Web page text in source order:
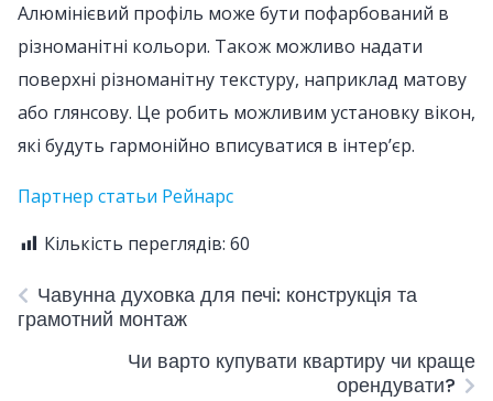
Алюмінієвий профіль може бути пофарбований в
різноманітні кольори. Також можливо надати
поверхні різноманітну текстуру, наприклад матову
або глянсову. Це робить можливим установку вікон,
які будуть гармонійно вписуватися в інтер’єр.
Партнер статьи Рейнарс
Кількість переглядів: 60
Чавунна духовка для печі: конструкція та
грамотний монтаж
Чи варто купувати квартиру чи краще
орендувати?